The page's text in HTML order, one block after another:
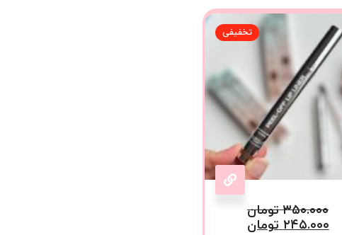
تخفیفی
۳۵۰.۰۰۰ تومان
۲۴۵.۰۰۰ تومان